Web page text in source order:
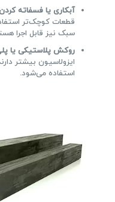
آبکاری یا فسفاته
قطعات کوچک‌تر
سبک نیز قابل اجرا
روکش پلاستیکی یا
ایزولاسیون بیشتر
استفاده می‌شود.